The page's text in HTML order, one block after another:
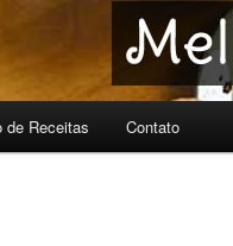
de Receitas Contato